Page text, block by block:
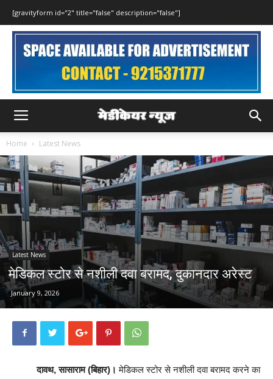
[gravityform id="2" title="false" description="false"]
Home Latest News
Latest News
मेडिकल स्टोर से नशीली दवा बरामद, दुकानदार अरेस्ट
January 9, 2026
दावथ, सासाराम (बिहार)। मेडिकल स्टोर से नशीली दवा बरामद करने का